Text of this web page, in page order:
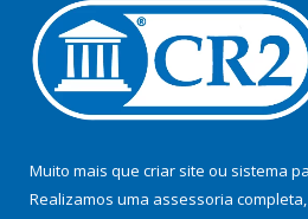
Muito mais que criar site ou sistema
Realizamos uma assessoria